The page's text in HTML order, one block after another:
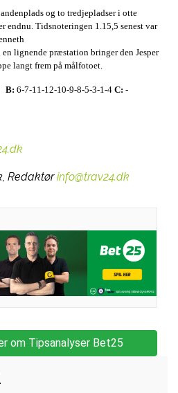
og to tredjepladser i otte
endnu. Tidsnoteringen 1.15,5 senest var
lignende præstation bringer den Jesper
langt frem på målfotoet.
B: 6-7-11-12-10-9-8-5-3-1-4 C: -
Redaktør info@trav24.dk
om Tipsanalyser Bet25